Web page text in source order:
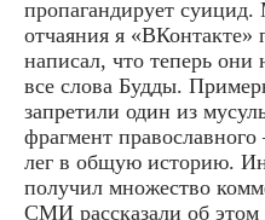
пропагандирует
отчаяния я
написал, что теперь они
все слова Будды.
запретили один из
фрагмент
лег в общую историю.
получил множество
СМИ рассказали об этом